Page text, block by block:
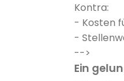
Kontra:
- Kosten
-
-->
Ein